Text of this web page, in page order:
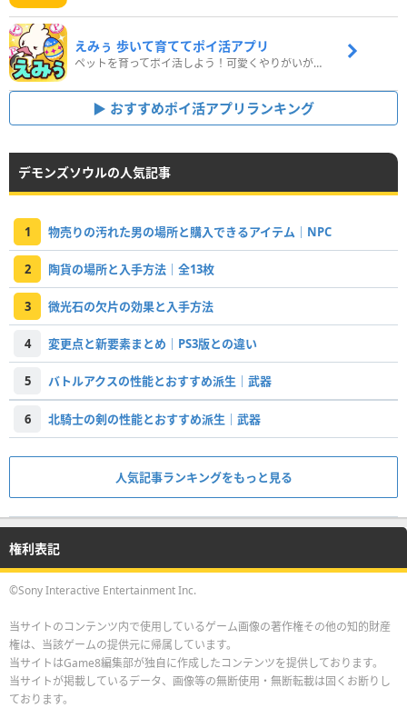
えみぅ 歩いて育ててポイ活アプリ
ペットを育ってポイ活しよう！可愛くやりがいがある新感覚アプリ
おすすめポイ活アプリランキング
デモンズソウルの人気記事
1 物売りの汚れた男の場所と購入できるアイテム｜NPC
2 陶貨の場所と入手方法｜全13枚
3 微光石の欠片の効果と入手方法
4 変更点と新要素まとめ｜PS3版との違い
5 バトルアクスの性能とおすすめ派生｜武器
6 北騎士の剣の性能とおすすめ派生｜武器
人気記事ランキングをもっと見る
権利表記
©Sony Interactive Entertainment Inc.
当サイトのコンテンツ内で使用しているゲーム画像の著作権その他の知的財産
権は、当該ゲームの提供元に帰属しています。
当サイトはGame8編集部が独自に作成したコンテンツを提供しております。
当サイトが掲載しているデータ、画像等の無断使用・無断転載は固くお断りし
ております。